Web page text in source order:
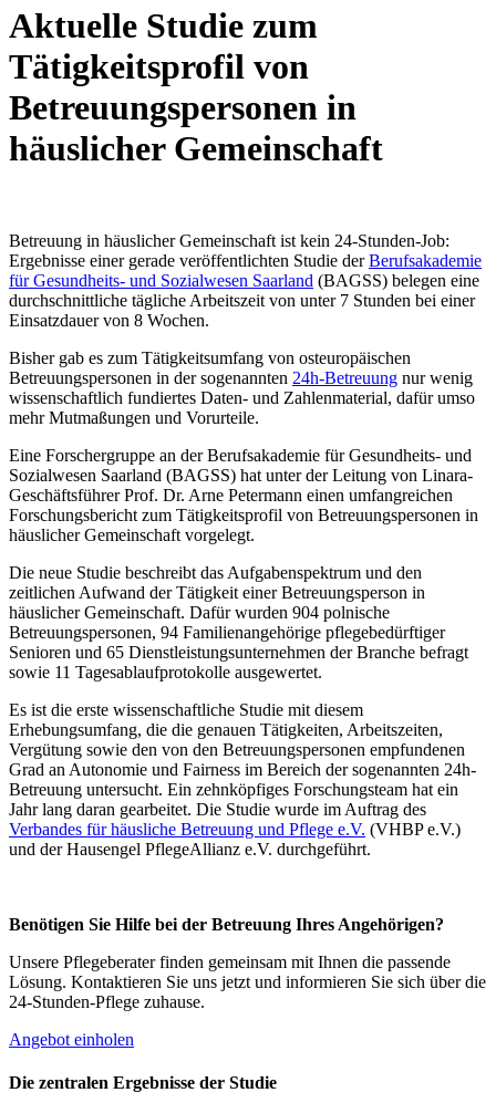
Aktuelle Studie zum
Tätigkeitsprofil von
Betreuungspersonen in
häuslicher Gemeinschaft
Betreuung in häuslicher Gemeinschaft ist kein 24-Stunden-Job:
Ergebnisse einer gerade veröffentlichten Studie derBerufsakademie
für Gesundheits- und Sozialwesen Saarland (BAGSS) belegen eine
durchschnittliche tägliche Arbeitszeit von unter 7 Stunden bei einer
Einsatzdauer von 8 Wochen.
Bisher gab es zum Tätigkeitsumfang von osteuropäischen
Betreuungspersonen in der sogenannten 24h-Betreuung nur wenig
wissenschaftlich fundiertes Daten- und Zahlenmaterial, dafür umso
mehr Mutmaßungen und Vorurteile.
Eine Forschergruppe an der Berufsakademie für Gesundheits- und
Sozialwesen Saarland (BAGSS) hat unter der Leitung von Linara-
Geschäftsführer Prof. Dr. Arne Petermann einen umfangreichen
Forschungsbericht zum Tätigkeitsprofil von Betreuungspersonen in
häuslicher Gemeinschaft vorgelegt.
Die neue Studie beschreibt das Aufgabenspektrum und den
zeitlichen Aufwand der Tätigkeit einer Betreuungsperson in
häuslicher Gemeinschaft. Dafür wurden 904 polnische
Betreuungspersonen, 94 Familienangehörige pflegebedürftiger
Senioren und 65 Dienstleistungsunternehmen der Branche befragt
sowie 11 Tagesablaufprotokolle ausgewertet.
Es ist die erste wissenschaftliche Studie mit diesem
Erhebungsumfang, die die genauen Tätigkeiten, Arbeitszeiten,
Vergütung sowie den von den Betreuungspersonen empfundenen
Grad an Autonomie und Fairness im Bereich der sogenannten 24h-
Betreuung untersucht. Ein zehnköpfiges Forschungsteam hat ein
Jahr lang daran gearbeitet. Die Studie wurde im Auftrag des
Verbandes für häusliche Betreuung und Pflege e.V. (VHBP e.V.)
und der Hausengel PflegeAllianz e.V. durchgeführt.
Benötigen Sie Hilfe bei der Betreuung Ihres Angehörigen?
Unsere Pflegeberater finden gemeinsam mit Ihnen die passende
Lösung. Kontaktieren Sie uns jetzt und informieren Sie sich über die
24-Stunden-Pflege zuhause.
Angebot einholen
Die zentralen Ergebnisse der Studie